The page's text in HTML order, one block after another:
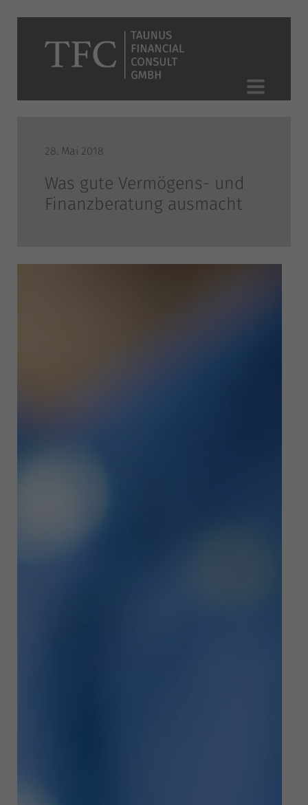
28. Mai 2018
Was gute Vermögens- und
Finanzberatung ausmacht